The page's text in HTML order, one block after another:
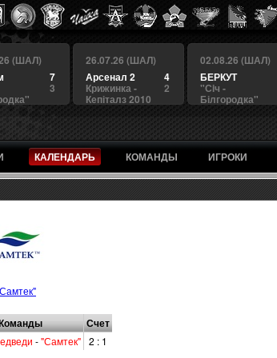
(ШАЛ)
7
3
26.07.26 (ШАЛ)
4
Арсенал 2
2
Крижинка -
Кепіталз 2010
02.08.26 (ШАЛ)
БЕРКУТ
"Сiч -
Білгородка"
КАЛЕНДАРЬ КОМАНДЫ ИГРОКИ
Счет
-"Самтек" 2 : 1